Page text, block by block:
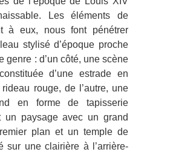
Les éléments de
à eux, nous font pénétrer
stylisé d’époque proche
genre : d’un côté, une scène
d’une estrade en
rideau rouge, de l’autre, une
en forme de tapisserie
un paysage avec un grand
plan et un temple de
sur une clairière à l’arrière-